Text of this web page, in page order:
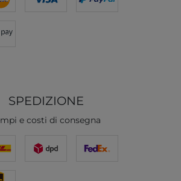
SPEDIZIONE
e costi di consegna